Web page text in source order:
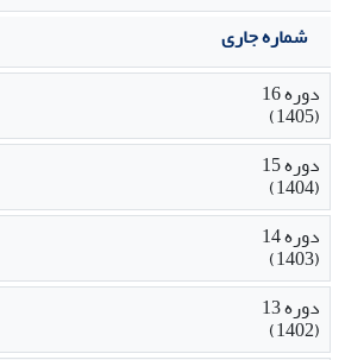
شماره جاری
دوره 16
(1405)
دوره 15
(1404)
دوره 14
(1403)
دوره 13
(1402)